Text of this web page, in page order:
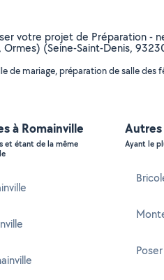
votre projet de Préparation -
Ormes) (Seine-Saint-Denis,
mariage, préparation de salle des
à Romainville
et étant de la même
Autres
Ayant le